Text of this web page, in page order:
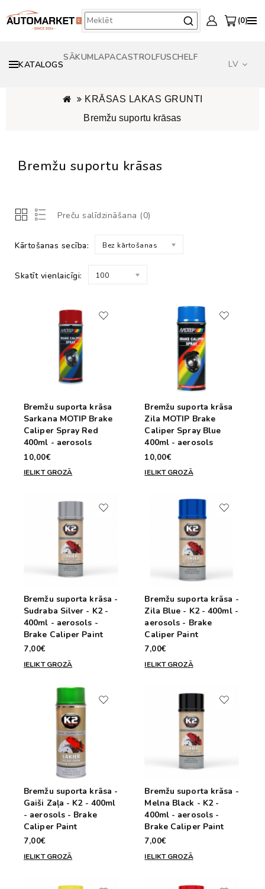
0
KATALOGS
SĀKUMLAPACASTROLFUSCHELF
LV
KRĀSAS LAKAS GRUNTI
Bremžu suportu krāsas
Bremžu suportu krāsas
Preču salīdzināšana (0)
Kārtošanas secība: Bez kārtošanas
Skatīt vienlaicīgi: 100
Bremžu suporta krāsa
Sarkana MOTIP Brake
Caliper Spray Red
400ml - aerosols
10,00€
IELIKT GROZĀ
Bremžu suporta krāsa
Zila MOTIP Brake
Caliper Spray Blue
400ml - aerosols
10,00€
IELIKT GROZĀ
Bremžu suporta krāsa -
Sudraba Silver - K2 -
400ml - aerosols -
Brake Caliper Paint
7,00€
IELIKT GROZĀ
Bremžu suporta krāsa -
Zila Blue - K2 - 400ml -
aerosols - Brake
Caliper Paint
7,00€
IELIKT GROZĀ
Bremžu suporta krāsa -
Gaiši Zaļa - K2 - 400ml
- aerosols - Brake
Caliper Paint
7,00€
IELIKT GROZĀ
Bremžu suporta krāsa -
Melna Black - K2 -
400ml - aerosols -
Brake Caliper Paint
7,00€
IELIKT GROZĀ